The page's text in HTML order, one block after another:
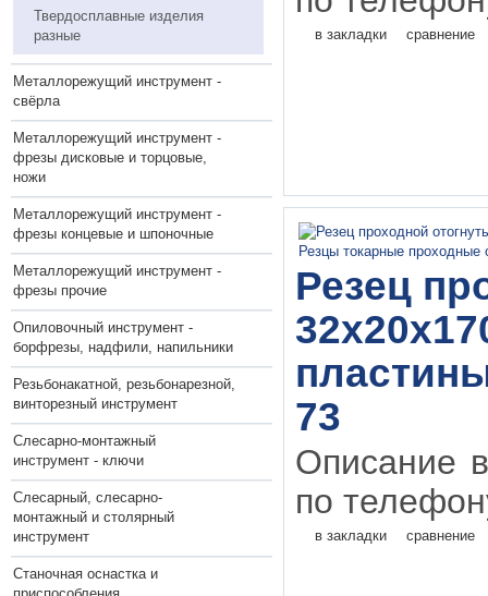
Твердосплавные изделия
разные
Металлорежущий инструмент -
свёрла
Металлорежущий инструмент -
фрезы дисковые и торцовые,
ножи
Металлорежущий инструмент -
фрезы концевые и шпоночные
Металлорежущий инструмент -
фрезы прочие
Опиловочный инструмент -
борфрезы, надфили, напильники
Резьбонакатной, резьбонарезной,
винторезный инструмент
Слесарно-монтажный
инструмент - ключи
Слесарный, слесарно-
монтажный и столярный
инструмент
Станочная оснастка и
в закладки сравнение
Резец
73
Описание
по
в закладки сравнение